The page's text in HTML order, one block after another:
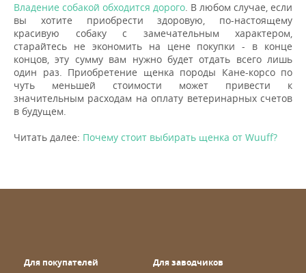
Владение собакой обходится дорого. В любом случае, если
вы хотите приобрести здоровую, по-настоящему
красивую собаку с замечательным характером,
старайтесь не экономить на цене покупки - в конце
концов, эту сумму вам нужно будет отдать всего лишь
один раз. Приобретение щенка породы Кане-корсо по
чуть меньшей стоимости может привести к
значительным расходам на оплату ветеринарных счетов
в будущем.
Читать далее: Почему стоит выбирать щенка от Wuuff?
Для покупателей
Для заводчиков